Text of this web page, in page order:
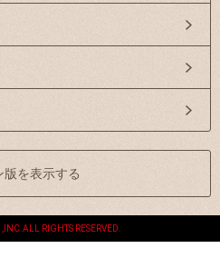
版を表示する
RIGHTS RESERVED.